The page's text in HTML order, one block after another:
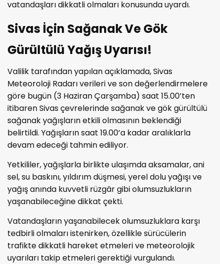
vatandaşları dikkatli olmaları konusunda uyardı.
Sivas İçin Sağanak Ve Gök
Gürültülü Yağış Uyarısı!
Valilik tarafından yapılan açıklamada, Sivas
Meteoroloji Radarı verileri ve son değerlendirmelere
göre bugün (3 Haziran Çarşamba) saat 15.00’ten
itibaren Sivas çevrelerinde sağanak ve gök gürültülü
sağanak yağışların etkili olmasının beklendiği
belirtildi. Yağışların saat 19.00’a kadar aralıklarla
devam edeceği tahmin ediliyor.
Yetkililer, yağışlarla birlikte ulaşımda aksamalar, ani
sel, su baskını, yıldırım düşmesi, yerel dolu yağışı ve
yağış anında kuvvetli rüzgâr gibi olumsuzlukların
yaşanabileceğine dikkat çekti.
Vatandaşların yaşanabilecek olumsuzluklara karşı
tedbirli olmaları istenirken, özellikle sürücülerin
trafikte dikkatli hareket etmeleri ve meteorolojik
uyarıları takip etmeleri gerektiği vurgulandı.